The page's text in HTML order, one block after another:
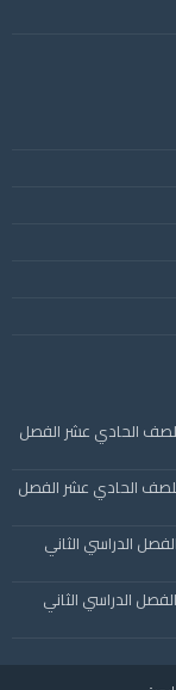
للصف الحادي عشر الفصل
للصف الحادي عشر الفصل
الدراسي الثاني
الدراسي الثاني